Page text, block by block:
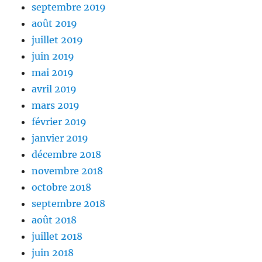
septembre 2019
août 2019
juillet 2019
juin 2019
mai 2019
avril 2019
mars 2019
février 2019
janvier 2019
décembre 2018
novembre 2018
octobre 2018
septembre 2018
août 2018
juillet 2018
juin 2018